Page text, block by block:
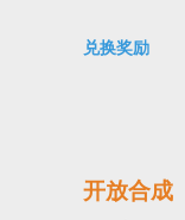
兑换奖励
开放合成